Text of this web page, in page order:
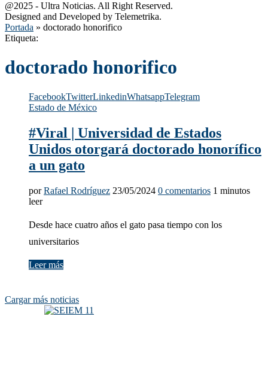
@2025 - Ultra Noticias. All Right Reserved.
Designed and Developed by Telemetrika.
Portada » doctorado honorifico
Etiqueta:
doctorado honorifico
FacebookTwitterLinkedinWhatsappTelegram
Estado de México
#Viral | Universidad de Estados
Unidos otorgará doctorado honorífico
a un gato
porRafael Rodríguez 23/05/2024 0 comentarios 1 minutos
leer
Desde hace cuatro años el gato pasa tiempo con los
universitarios
Leer más
Cargar más noticias